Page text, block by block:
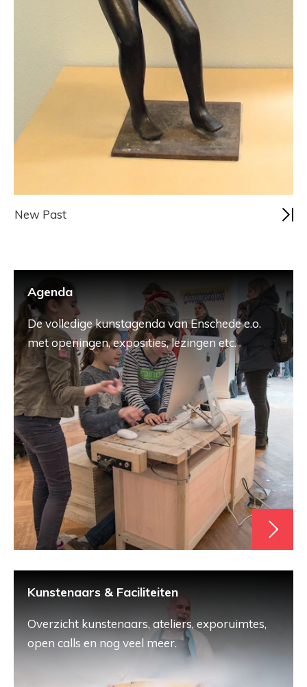
New Past
Agenda
De volledige kunstagenda van Enschede e.o.
met openingen, exposities, lezingen etc.
Kunstenaars & Faciliteiten
Overzicht kunstenaars, ateliers, exporuimtes,
open calls en nog veel meer.